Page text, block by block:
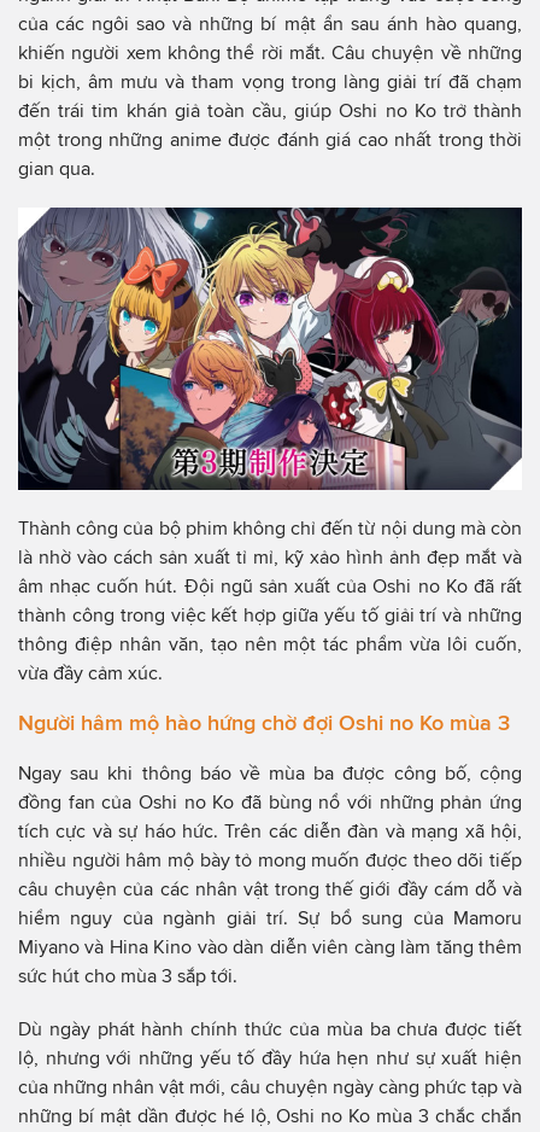
của các ngôi sao và những bí mật ẩn sau ánh hào quang,
khiến người xem không thể rời mắt. Câu chuyện về những
bi kịch, âm mưu và tham vọng trong làng giải trí đã chạm
đến trái tim khán giả toàn cầu, giúp Oshi no Ko trở thành
một trong những anime được đánh giá cao nhất trong thời
gian qua.
Thành công của bộ phim không chỉ đến từ nội dung mà còn
là nhờ vào cách sản xuất tỉ mỉ, kỹ xảo hình ảnh đẹp mắt và
âm nhạc cuốn hút. Đội ngũ sản xuất của Oshi no Ko đã rất
thành công trong việc kết hợp giữa yếu tố giải trí và những
thông điệp nhân văn, tạo nên một tác phẩm vừa lôi cuốn,
vừa đầy cảm xúc.
Người hâm mộ hào hứng chờ đợi Oshi no Ko mùa 3
Ngay sau khi thông báo về mùa ba được công bố, cộng
đồng fan của Oshi no Ko đã bùng nổ với những phản ứng
tích cực và sự háo hức. Trên các diễn đàn và mạng xã hội,
nhiều người hâm mộ bày tỏ mong muốn được theo dõi tiếp
câu chuyện của các nhân vật trong thế giới đầy cám dỗ và
hiểm nguy của ngành giải trí. Sự bổ sung của Mamoru
Miyano và Hina Kino vào dàn diễn viên càng làm tăng thêm
sức hút cho mùa 3 sắp tới.
Dù ngày phát hành chính thức của mùa ba chưa được tiết
lộ, nhưng với những yếu tố đầy hứa hẹn như sự xuất hiện
của những nhân vật mới, câu chuyện ngày càng phức tạp và
những bí mật dần được hé lộ, Oshi no Ko mùa 3 chắc chắn